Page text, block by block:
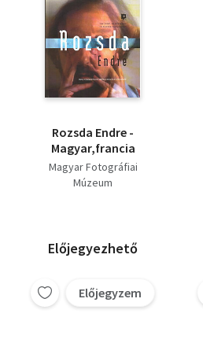
Rozsda Endre -
Magyar,francia
Magyar Fotográfiai
Múzeum
Előjegyezhető
Előjegyzem